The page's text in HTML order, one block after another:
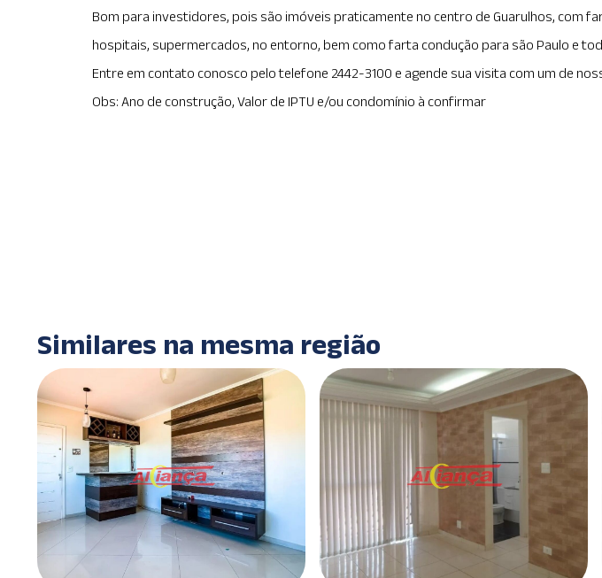
Bom para investidores, pois são imóveis praticamente no centro de Guarulhos, com
hospitais, supermercados, no entorno, bem como farta condução para são Paulo e
Entre em contato conosco pelo telefone 2442-3100 e agende sua visita com um de
Obs: Ano de construção, Valor de IPTU e/ou condomínio à confirmar
Similares na mesma região